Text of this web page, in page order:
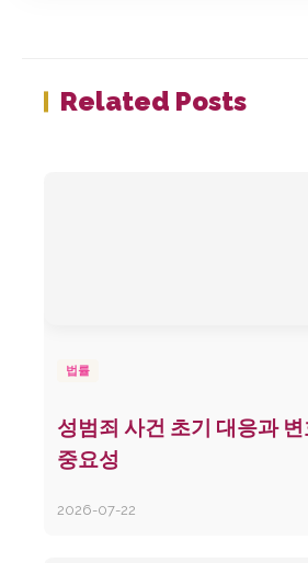
Related Posts
법률
성범죄 사건 초기 대응과
중요성
2026-07-22